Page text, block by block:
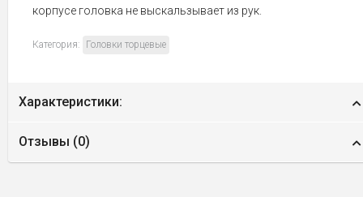
корпусе головка не выскальзывает из рук.
Категория: Головки торцевые
Характеристики:
Отзывы (0)